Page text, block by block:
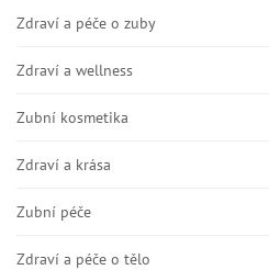
Zdraví a péče o zuby
Zdraví a wellness
Zubní kosmetika
Zdraví a krása
Zubní péče
Zdraví a péče o tělo